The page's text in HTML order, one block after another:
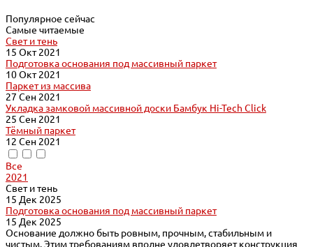
Популярное сейчас
Самые читаемые
Свет и тень
15 Окт 2021
Подготовка основания под массивный паркет
10 Окт 2021
Паркет из массива
27 Сен 2021
Укладка замковой массивной доски Бамбук Hi-Tech Click
25 Сен 2021
Тёмный паркет
12 Сен 2021
Все
2021
Свет и тень
15 Дек 2025
Подготовка основания под массивный паркет
15 Дек 2025
Основание должно быть ровным, прочным, стабильным и
чистым. Этим требованиям вполне удовлетворяет конструкция